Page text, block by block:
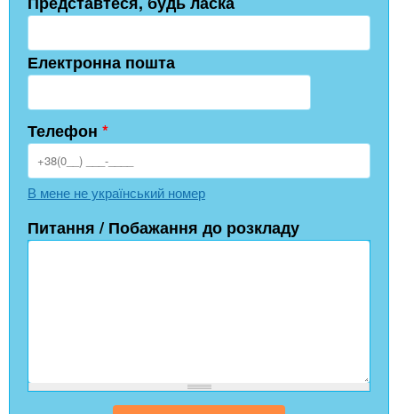
Електронна пошта
Телефон *
В мене не український номер
Питання / Побажання до розкладу